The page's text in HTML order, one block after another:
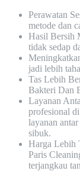
Perawatan
metode dan
Hasil Bersih
tidak sedap
jadi lebih
Tas Lebih
Bakteri Dan
Layanan
profesional
layanan
sibuk.
Harga Lebih
Paris
terjangkau